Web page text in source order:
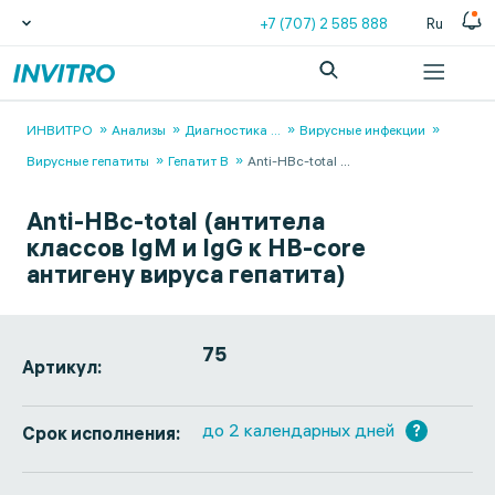
+7 (707) 2 585 888 Ru
ИНВИТРО Анализы Диагностика ...
Вирусные инфекции
Вирусные гепатиты
Гепатит B Anti-HBс-total ...
Anti-HBс-total (антитела
классов IgM и IgG к HB-core
антигену вируса гепатита)
Артикул: 75
Срок исполнения: до 2 календарных дней ?